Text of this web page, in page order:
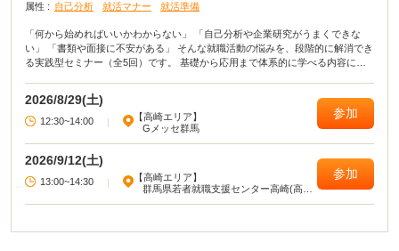
属性 : 自己分析 就活マナー 就活準備
「何から始めればいいかわからない」 「自己分析や企業研究がうまくできな
い」 「書類や面接に不安がある」 そんな就職活動の悩みを、段階的に解消でき
る実践型セミナー（全5回）です。 基礎から応用まで体系的に学べる内容に加
の方も、転職を考えている方も、それぞれに合った進め方をサポートします。
2026/8/29(土)
12:30~14:00 |
【高崎エリア】
Gメッセ群馬
参加
2026/9/12(土)
13:00~14:30 |
【高崎エリア】
群馬県若者就職支援センター高崎(高崎
参加